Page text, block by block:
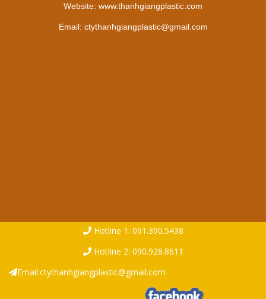
Website: www.thanhgiangplastic.com
Email: ctythanhgiangplastic@gmail.com
Copyright ©2021.Thanh Giang Plastic|
Hotline 1: 091.390.5438
Hotline 2: 090.928.8611
Email:ctythanhgiangplastic@gmail.com